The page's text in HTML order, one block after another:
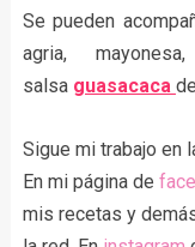
Se pueden
agria,
salsa guasacaca
Sigue mi trabajo en
En mi página de
mis recetas y